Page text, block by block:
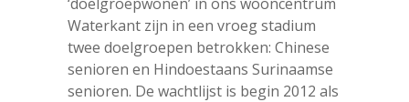
Waterkant zijn in een vroeg stadium
twee doelgroepen betrokken: Chinese
senioren en Hindoestaans Surinaamse
senioren. De wachtlijst is begin 2012 als